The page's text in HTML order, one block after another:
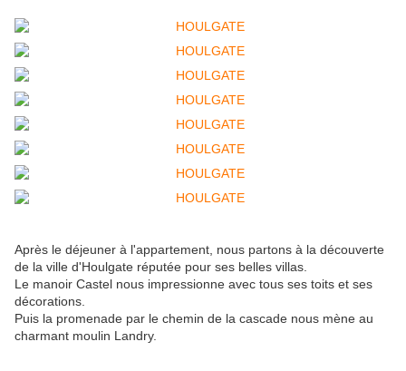
Après le déjeuner à l'appartement, nous partons à la découverte
de la ville d'Houlgate réputée pour ses belles villas.
Le manoir Castel nous impressionne avec tous ses toits et ses
décorations.
Puis la promenade par le chemin de la cascade nous mène au
charmant moulin Landry.